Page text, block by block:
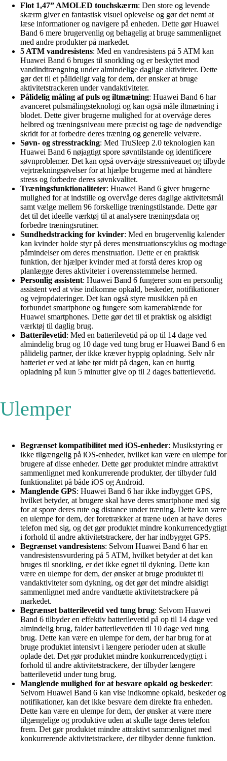
Flot 1,47” AMOLED touchskærm: Den store og levende
skærm giver en fantastisk visuel oplevelse og gør det nemt at
læse informationer og navigere på enheden. Dette gør Huawei
Band 6 mere brugervenlig og behagelig at bruge sammenlignet
med andre produkter på markedet.
5 ATM vandresistens: Med en vandresistens på 5 ATM kan
Huawei Band 6 bruges til snorkling og er beskyttet mod
vandindtrængning under almindelige daglige aktiviteter. Dette
gør det til et pålideligt valg for dem, der ønsker at bruge
aktivitetstrackeren under vandaktiviteter.
Pålidelig måling af puls og iltmætning: Huawei Band 6 har
avanceret pulsmålingsteknologi og kan også måle iltmætning i
blodet. Dette giver brugerne mulighed for at overvåge deres
helbred og træningsniveau mere præcist og tage de nødvendige
skridt for at forbedre deres træning og generelle velvære.
Søvn- og stresstracking: Med TruSleep 2.0 teknologien kan
Huawei Band 6 nøjagtigt spore søvntilstande og identificere
søvnproblemer. Det kan også overvåge stressniveauet og tilbyde
vejrtrækningsøvelser for at hjælpe brugerne med at håndtere
stress og forbedre deres søvnkvalitet.
Træningsfunktionaliteter: Huawei Band 6 giver brugerne
mulighed for at indstille og overvåge deres daglige aktivitetsmål
samt vælge mellem 96 forskellige træningstilstande. Dette gør
det til det ideelle værktøj til at analysere træningsdata og
forbedre træningsrutiner.
Sundhedstracking for kvinder: Med en brugervenlig kalender
kan kvinder holde styr på deres menstruationscyklus og modtage
påmindelser om deres menstruation. Dette er en praktisk
funktion, der hjælper kvinder med at forstå deres krop og
planlægge deres aktiviteter i overensstemmelse hermed.
Personlig assistent: Huawei Band 6 fungerer som en personlig
assistent ved at vise indkomne opkald, beskeder, notifikationer
og vejropdateringer. Det kan også styre musikken på en
forbundet smartphone og fungere som kamerablænde for
Huawei smartphones. Dette gør det til et praktisk og alsidigt
værktøj til daglig brug.
Batterilevetid: Med en batterilevetid på op til 14 dage ved
almindelig brug og 10 dage ved tung brug er Huawei Band 6 en
pålidelig partner, der ikke kræver hyppig opladning. Selv når
batteriet er ved at løbe tør midt på dagen, kan en hurtig
opladning på kun 5 minutter give op til 2 dages batterilevetid.
Ulemper
Begrænset kompatibilitet med iOS-enheder: Musikstyring er
ikke tilgængelig på iOS-enheder, hvilket kan være en ulempe for
brugere af disse enheder. Dette gør produktet mindre attraktivt
sammenlignet med konkurrerende produkter, der tilbyder fuld
funktionalitet på både iOS og Android.
Manglende GPS: Huawei Band 6 har ikke indbygget GPS,
hvilket betyder, at brugere skal have deres smartphone med sig
for at spore deres rute og distance under træning. Dette kan være
en ulempe for dem, der foretrækker at træne uden at have deres
telefon med sig, og det gør produktet mindre konkurrencedygtigt
i forhold til andre aktivitetstrackere, der har indbygget GPS.
Begrænset vandresistens: Selvom Huawei Band 6 har en
vandresistensvurdering på 5 ATM, hvilket betyder at det kan
bruges til snorkling, er det ikke egnet til dykning. Dette kan
være en ulempe for dem, der ønsker at bruge produktet til
vandaktiviteter som dykning, og det gør det mindre alsidigt
sammenlignet med andre vandtætte aktivitetstrackere på
markedet.
Begrænset batterilevetid ved tung brug: Selvom Huawei
Band 6 tilbyder en effektiv batterilevetid på op til 14 dage ved
almindelig brug, falder batterilevetiden til 10 dage ved tung
brug. Dette kan være en ulempe for dem, der har brug for at
bruge produktet intensivt i længere perioder uden at skulle
oplade det. Det gør produktet mindre konkurrencedygtigt i
forhold til andre aktivitetstrackere, der tilbyder længere
batterilevetid under tung brug.
Manglende mulighed for at besvare opkald og beskeder:
Selvom Huawei Band 6 kan vise indkomne opkald, beskeder og
notifikationer, kan det ikke besvare dem direkte fra enheden.
Dette kan være en ulempe for dem, der ønsker at være mere
tilgængelige og produktive uden at skulle tage deres telefon
frem. Det gør produktet mindre attraktivt sammenlignet med
konkurrerende aktivitetstrackere, der tilbyder denne funktion.